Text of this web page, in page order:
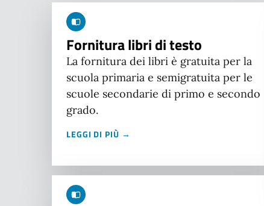
Fornitura libri di testo
La fornitura dei libri è gratuita per la
scuola primaria e semigratuita per le
scuole secondarie di primo e secondo
grado.
LEGGI DI PIÙ →